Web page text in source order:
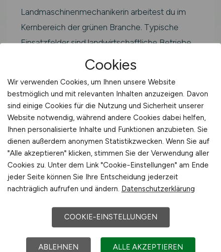
Landmaschinenmechanikerin arbeitest du im
Kernbereich der grünen Branche. Typische
Einsatzfelder sind landwirtschaftliche Betriebe,
Agrarunternehmen, Genossenschaften,
Beratungsdienste, Verbände sowie Forschungs-
und Prüfinstitutionen in Andernach und der
Region in Rheinland-Pfalz.
Der Fachkräftebedarf in der Landwirtschaft ist
laut Bundesagentur für Arbeit
überdurchschnittlich hoch und betrifft alle
Regionen Deutschlands – auch rund um
Andernach. Der Einstieg gelingt über Ausbildung,
Quereinstieg oder Weiterbildung.
Cookies
Wir verwenden Cookies, um Ihnen unsere Website
bestmöglich und mit relevanten Inhalten anzuzeigen. Davon
sind einige Cookies für die Nutzung und Sicherheit unserer
Website notwendig, während andere Cookies dabei helfen,
Ihnen personalisierte Inhalte und Funktionen anzubieten. Sie
dienen außerdem anonymen Statistikzwecken. Wenn Sie auf
"Alle akzeptieren" klicken, stimmen Sie der Verwendung aller
Cookies zu. Unter dem Link "Cookie-Einstellungen" am Ende
jeder Seite können Sie Ihre Entscheidung jederzeit
nachträglich aufrufen und ändern. Datenschutzerklärung
COOKIE-EINSTELLUNGEN
ABLEHNEN ALLE AKZEPTIEREN